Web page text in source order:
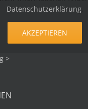
Datenschutzerklärung.
AKZEPTIEREN
>